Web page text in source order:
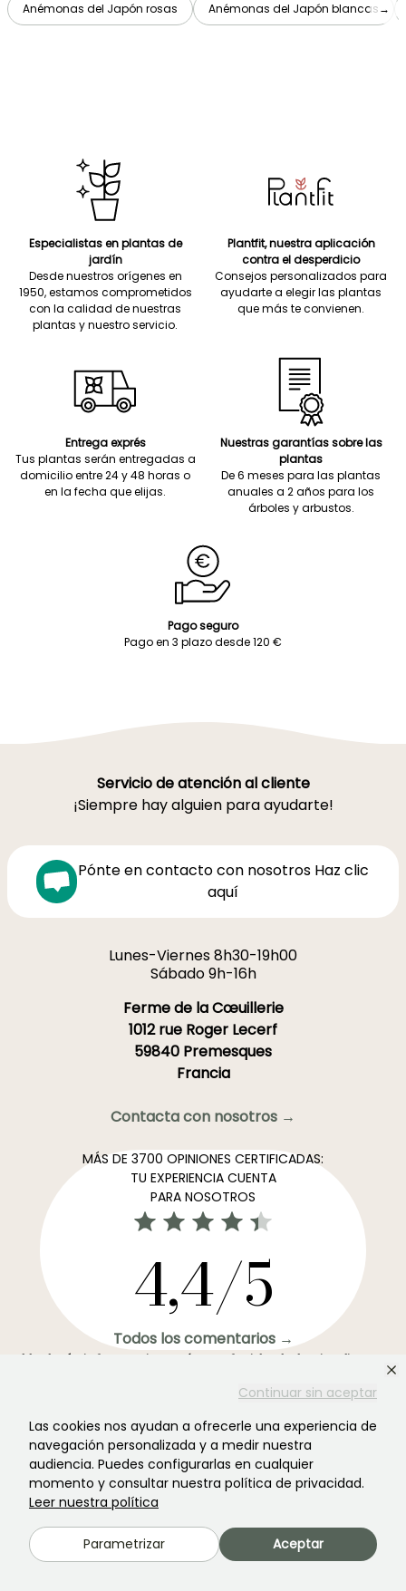
Continuar sin aceptar
Las cookies nos ayudan a ofrecerle una experiencia de
navegación personalizada y a medir nuestra
audiencia. Puedes configurarlas en cualquier
momento y consultar nuestra política de privacidad.
Leer nuestra política
Parametrizar Aceptar
Anémonas del Japón rosas Anémonas del Japón blancas→
Especialistas en plantas de
jardín
Desde nuestros orígenes en
1950, estamos comprometidos
con la calidad de nuestras
plantas y nuestro servicio.
Plantfit, nuestra aplicación
contra el desperdicio
Consejos personalizados para
ayudarte a elegir las plantas
que más te convienen.
Entrega exprés
Tus plantas serán entregadas a
domicilio entre 24 y 48 horas o
en la fecha que elijas.
Nuestras garantías sobre las
plantas
De 6 meses para las plantas
anuales a 2 años para los
árboles y arbustos.
Pago seguro
Pago en 3 plazo desde 120 €
Servicio de atención al cliente
¡Siempre hay alguien para ayudarte!
Pónte en contacto con nosotros Haz clic
aquí
Lunes-Viernes 8h30-19h00
Sábado 9h-16h
Ferme de la Cœuillerie
1012 rue Roger Lecerf
59840 Premesques
Francia
Contacta con nosotros →
MÁS DE 3700 OPINIONES CERTIFICADAS:
TU EXPERIENCIA CUENTA
PARA NOSOTROS
4,4/5
Todos los comentarios →
El boletín informativo más preferido de los jardines →
Recibe nuestros consejos y ofertas para disfrutar de tu
Este formulario está protegido por reCAPTCHA. Se aplican lapolítica de